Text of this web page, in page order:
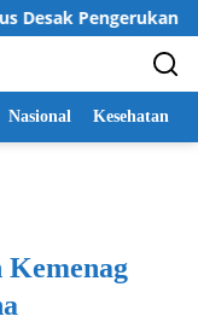
Pengerukan
Nasional Kesehatan